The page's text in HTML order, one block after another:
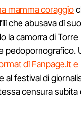
mamma coraggio
che abusava di
la camorra di Torre
pedopornografico.
di Fanpage.it
al festival di
censura subita